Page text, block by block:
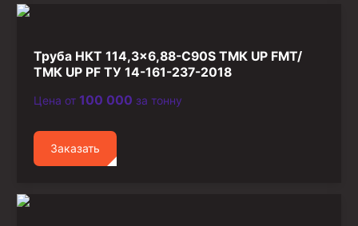
Труба НКТ 114,3×6,88-C90S ТМК UP FMT/
ТМК UP PF ТУ 14-161-237-2018
Цена от 100 000 за тонну
Заказать